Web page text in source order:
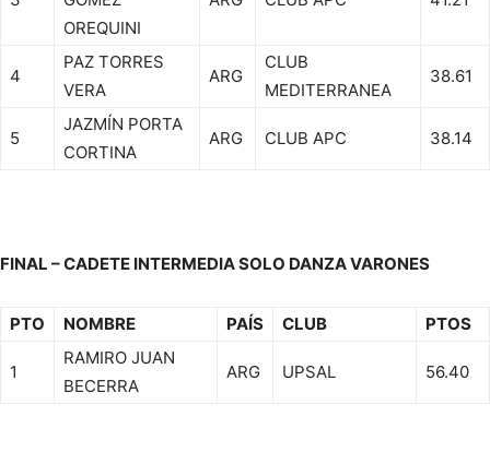
OREQUINI
4
PAZ TORRES
VERA
ARG
CLUB
MEDITERRANEA
38.61
5
JAZMÍN PORTA
CORTINA
ARG CLUB APC 38.14
FINAL – CADETE INTERMEDIA SOLO DANZA VARONES
PTO NOMBRE PAÍS CLUB PTOS
1
RAMIRO JUAN
BECERRA
ARG UPSAL 56.40